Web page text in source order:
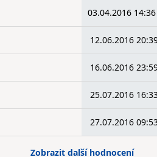
03.04.2016
12.06.2016
16.06.2016
25.07.2016
27.07.2016
Zobrazit další hodnocení